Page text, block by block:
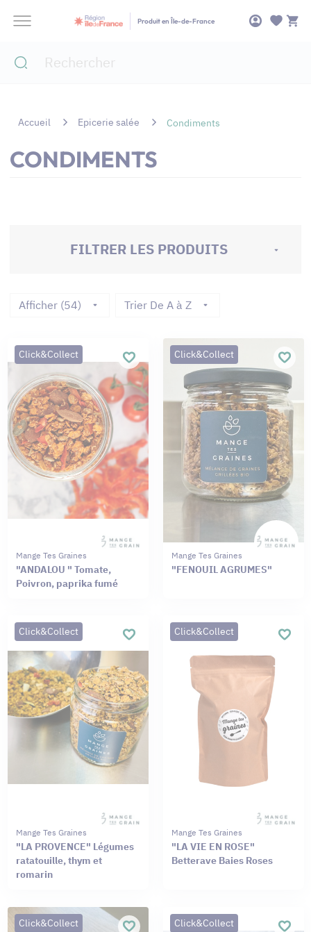
Produit en Île-de-France
Accueil Epicerie salée Condiments
CONDIMENTS
FILTRER LES PRODUITS
Afficher (54) Trier De A à Z
Click&Collect
Mange Tes Graines
"ANDALOU " Tomate,
Poivron, paprika fumé
Click&Collect
Mange Tes Graines
"FENOUIL AGRUMES"
Click&Collect
Mange Tes Graines
"LA PROVENCE" Légumes
ratatouille, thym et
romarin
Click&Collect
Mange Tes Graines
"LA VIE EN ROSE"
Betterave Baies Roses
Click&Collect Click&Collect